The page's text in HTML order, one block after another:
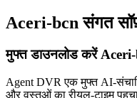
Aceri-bcn संगत
मुफ्त डाउनलोड करें
Agent DVR एक मुफ्त AI-
और वस्तुओं का रीयल-टाइम